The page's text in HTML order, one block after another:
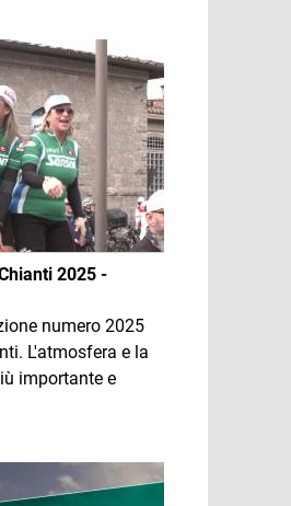
2025 -
numero 2025
L'atmosfera e la
importante e